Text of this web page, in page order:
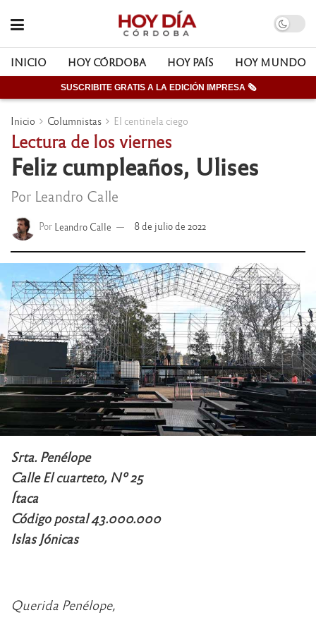
INICIO HOY CÓRDOBA HOY PAÍS HOY MUNDO
SUSCRIBITE GRATIS A LA EDICIÓN IMPRESA 🗞
Inicio Columnistas El centinela ciego
Lectura de los viernes
Feliz cumpleaños, Ulises
Por Leandro Calle
Por Leandro Calle 8 de julio de 2022
Srta. Penélope
Calle El cuarteto, Nº 25
Ítaca
Código postal 43.000.000
Islas Jónicas
Querida Penélope,